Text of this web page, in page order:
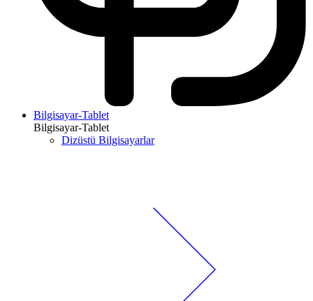
Bilgisayar-Tablet
Bilgisayar-Tablet
Dizüstü Bilgisayarlar